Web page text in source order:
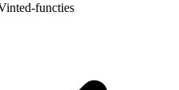
functies